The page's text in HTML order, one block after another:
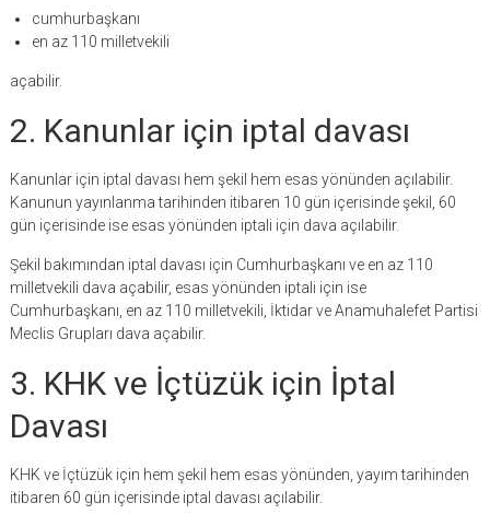
cumhurbaşkanı
en az 110 milletvekili
açabilir.
2. Kanunlar için iptal davası
Kanunlar için iptal davası hem şekil hem esas yönünden açılabilir.
Kanunun yayınlanma tarihinden itibaren 10 gün içerisinde şekil, 60
gün içerisinde ise esas yönünden iptali için dava açılabilir.
Şekil bakımından iptal davası için Cumhurbaşkanı ve en az 110
milletvekili dava açabilir, esas yönünden iptali için ise
Cumhurbaşkanı, en az 110 milletvekili, İktidar ve Anamuhalefet Partisi
Meclis Grupları dava açabilir.
3. KHK ve İçtüzük için İptal
Davası
KHK ve İçtüzük için hem şekil hem esas yönünden, yayım tarihinden
itibaren 60 gün içerisinde iptal davası açılabilir.